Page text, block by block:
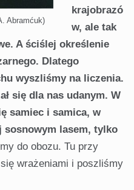
Abramćuk)
krajobrazó
w, ale tak
A ściślej określenie
Dlatego
wyszliśmy na liczenia.
się dla nas uda­nym. W
samiec i samica, w
sosnowym lasem, tylko
do obozu. Tu przy
wrażeniami i poszliśmy